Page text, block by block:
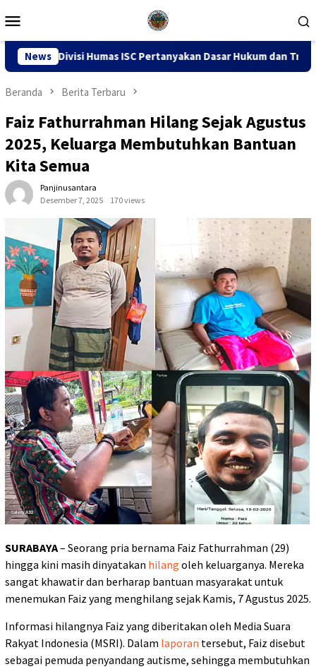
ke
Mobile
News
Pertanyakan Dasar Hukum dan Transparansi Penindakan
Beranda Berita Terbaru
Faiz Fathurrahman Hilang Sejak Agustus
2025, Keluarga Membutuhkan Bantuan
Kita Semua
Panjinusantara
Desember 7, 2025
170 views
SURABAYA– Seorang pria bernama Faiz Fathurrahman (29)
hingga kini masih dinyatakan hilang oleh keluarganya. Mereka
sangat khawatir dan berharap bantuan masyarakat untuk
menemukan Faiz yang menghilang sejak Kamis, 7 Agustus 2025.
Informasi hilangnya Faiz yang diberitakan oleh Media Suara
Rakyat Indonesia (MSRI). Dalam laporan tersebut, Faiz disebut
sebagai pemuda penyandang autisme, sehingga membutuhkan